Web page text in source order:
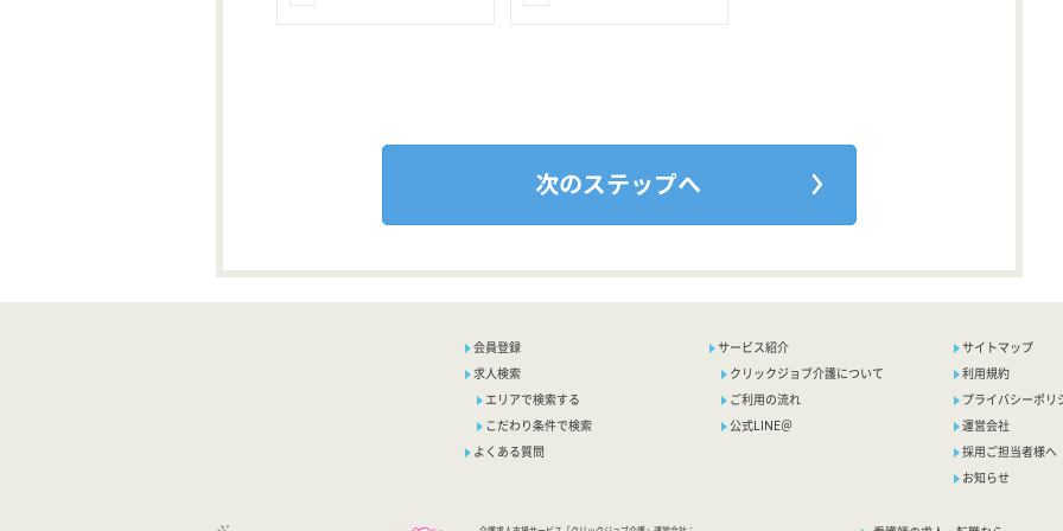
会員登録
求人検索
エリアで検索する
こだわり条件で検索
よくある質問
サービス紹介
クリックジョブ介護について
ご利用の流れ
公式LINE＠
サイトマップ
利用規約
プライバシーポリ
運営会社
採用ご担当者様へ
お知らせ